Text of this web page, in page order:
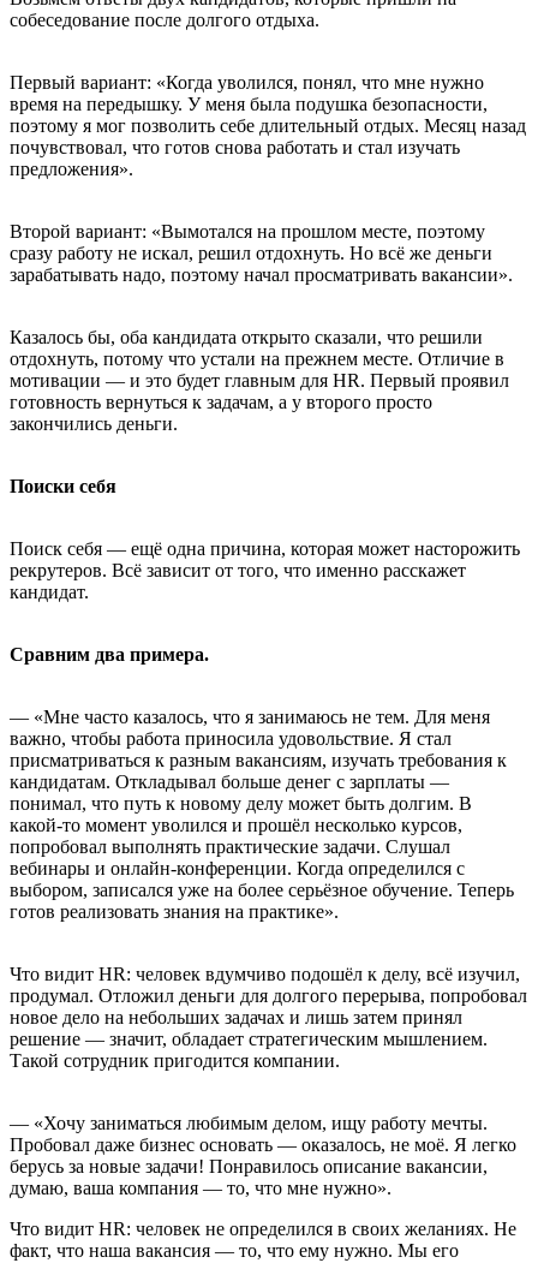
собеседование после долгого отдыха.
Первый вариант: «Когда уволился, понял, что мне нужно
время на передышку. У меня была подушка безопасности,
поэтому я мог позволить себе длительный отдых. Месяц назад
почувствовал, что готов снова работать и стал изучать
предложения».
Второй вариант: «Вымотался на прошлом месте, поэтому
сразу работу не искал, решил отдохнуть. Но всё же деньги
зарабатывать надо, поэтому начал просматривать вакансии».
Казалось бы, оба кандидата открыто сказали, что решили
отдохнуть, потому что устали на прежнем месте. Отличие в
мотивации — и это будет главным для HR. Первый проявил
готовность вернуться к задачам, а у второго просто
закончились деньги.
Поиски себя
Поиск себя — ещё одна причина, которая может насторожить
рекрутеров. Всё зависит от того, что именно расскажет
кандидат.
Сравним два примера.
— «Мне часто казалось, что я занимаюсь не тем. Для меня
важно, чтобы работа приносила удовольствие. Я стал
присматриваться к разным вакансиям, изучать требования к
кандидатам. Откладывал больше денег с зарплаты —
понимал, что путь к новому делу может быть долгим. В
какой-то момент уволился и прошёл несколько курсов,
попробовал выполнять практические задачи. Слушал
вебинары и онлайн-конференции. Когда определился с
выбором, записался уже на более серьёзное обучение. Теперь
готов реализовать знания на практике».
Что видит HR: человек вдумчиво подошёл к делу, всё изучил,
продумал. Отложил деньги для долгого перерыва, попробовал
новое дело на небольших задачах и лишь затем принял
решение — значит, обладает стратегическим мышлением.
Такой сотрудник пригодится компании.
— «Хочу заниматься любимым делом, ищу работу мечты.
Пробовал даже бизнес основать — оказалось, не моё. Я легко
берусь за новые задачи! Понравилось описание вакансии,
думаю, ваша компания — то, что мне нужно».
Что видит HR: человек не определился в своих желаниях. Не
факт, что наша вакансия — то, что ему нужно. Мы его